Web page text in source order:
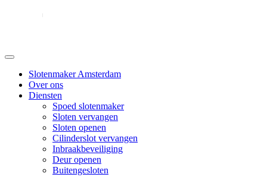
Slotenmaker Amsterdam
Over ons
Diensten
Spoed slotenmaker
Sloten vervangen
Sloten openen
Cilinderslot vervangen
Inbraakbeveiliging
Deur openen
Buitengesloten